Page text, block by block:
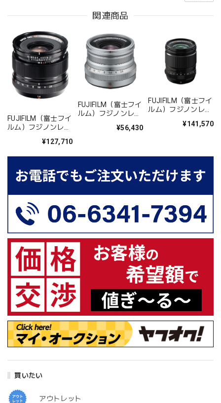
買いたい
アウトレット
関連商品
FUJIFILM（富士フイ
ルム）フジノンレン
¥127,710
FUJIFILM（富士フイ
ルム）フジノンレン
WR シルバー¥56,430
FUJIFILM（富士フイ
ルム）フジノンレン
¥141,570